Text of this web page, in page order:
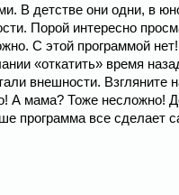
В детстве они одни, в
Порой интересно
С этой программой
«откатить» время
внешности. Взгляните
А мама? Тоже несложно!
программа все сделает